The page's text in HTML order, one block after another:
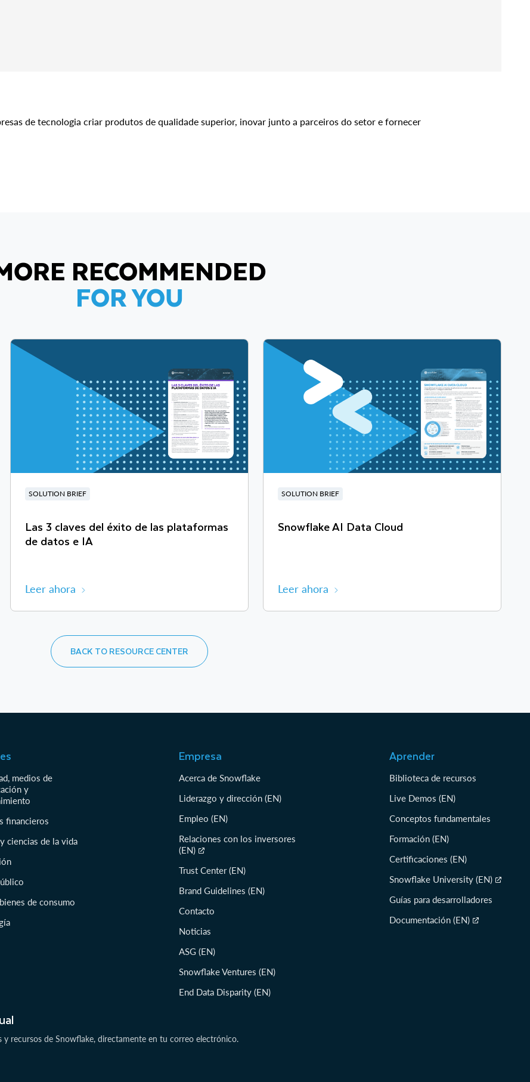
de tecnologia criar produtos de qualidade superior, inovar junto a parceiros do setor e fornecer
RECOMMENDED
FOR YOU
SOLUTION BRIEF
Las 3 claves del éxito de las plataformas
de datos e IA
Leer ahora
SOLUTION BRIEF
Snowflake AI Data Cloud
Leer ahora
BACK TO RESOURCE CENTER
recursos de Snowflake, directamente en tu correo electrónico.
medios de
y
financieros
ciencias de la vida
de consumo
Empresa
Acerca de Snowflake
Liderazgo y dirección (EN)
Empleo (EN)
Relaciones con los inversores
(EN)
Trust Center (EN)
Brand Guidelines (EN)
Contacto
Noticias
ASG (EN)
Snowflake Ventures (EN)
End Data Disparity (EN)
Aprender
Biblioteca de recursos
Live Demos (EN)
Conceptos fundamentales
Formación (EN)
Certificaciones (EN)
Snowflake University (EN)
Guías para desarrolladores
Documentación (EN)